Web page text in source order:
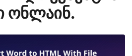
ონლაინ.